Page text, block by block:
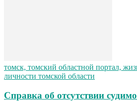
томск, томский областной портал,
личности томской области
Справка об отсутствии